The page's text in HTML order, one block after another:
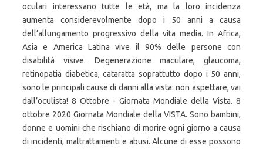
oculari interessano tutte le età, ma la loro incidenza
aumenta considerevolmente dopo i 50 anni a causa
dell’allungamento progressivo della vita media. In Africa,
Asia e America Latina vive il 90% delle persone con
disabilità visive. Degenerazione maculare, glaucoma,
retinopatia diabetica, cataratta soprattutto dopo i 50 anni,
sono le principali cause di danni alla vista: non aspettare, vai
dall’oculista! 8 Ottobre - Giornata Mondiale della Vista. 8
ottobre 2020 Giornata Mondiale della VISTA. Sono bambini,
donne e uomini che rischiano di morire ogni giorno a causa
di incidenti, maltrattamenti e abusi. Alcune di esse possono